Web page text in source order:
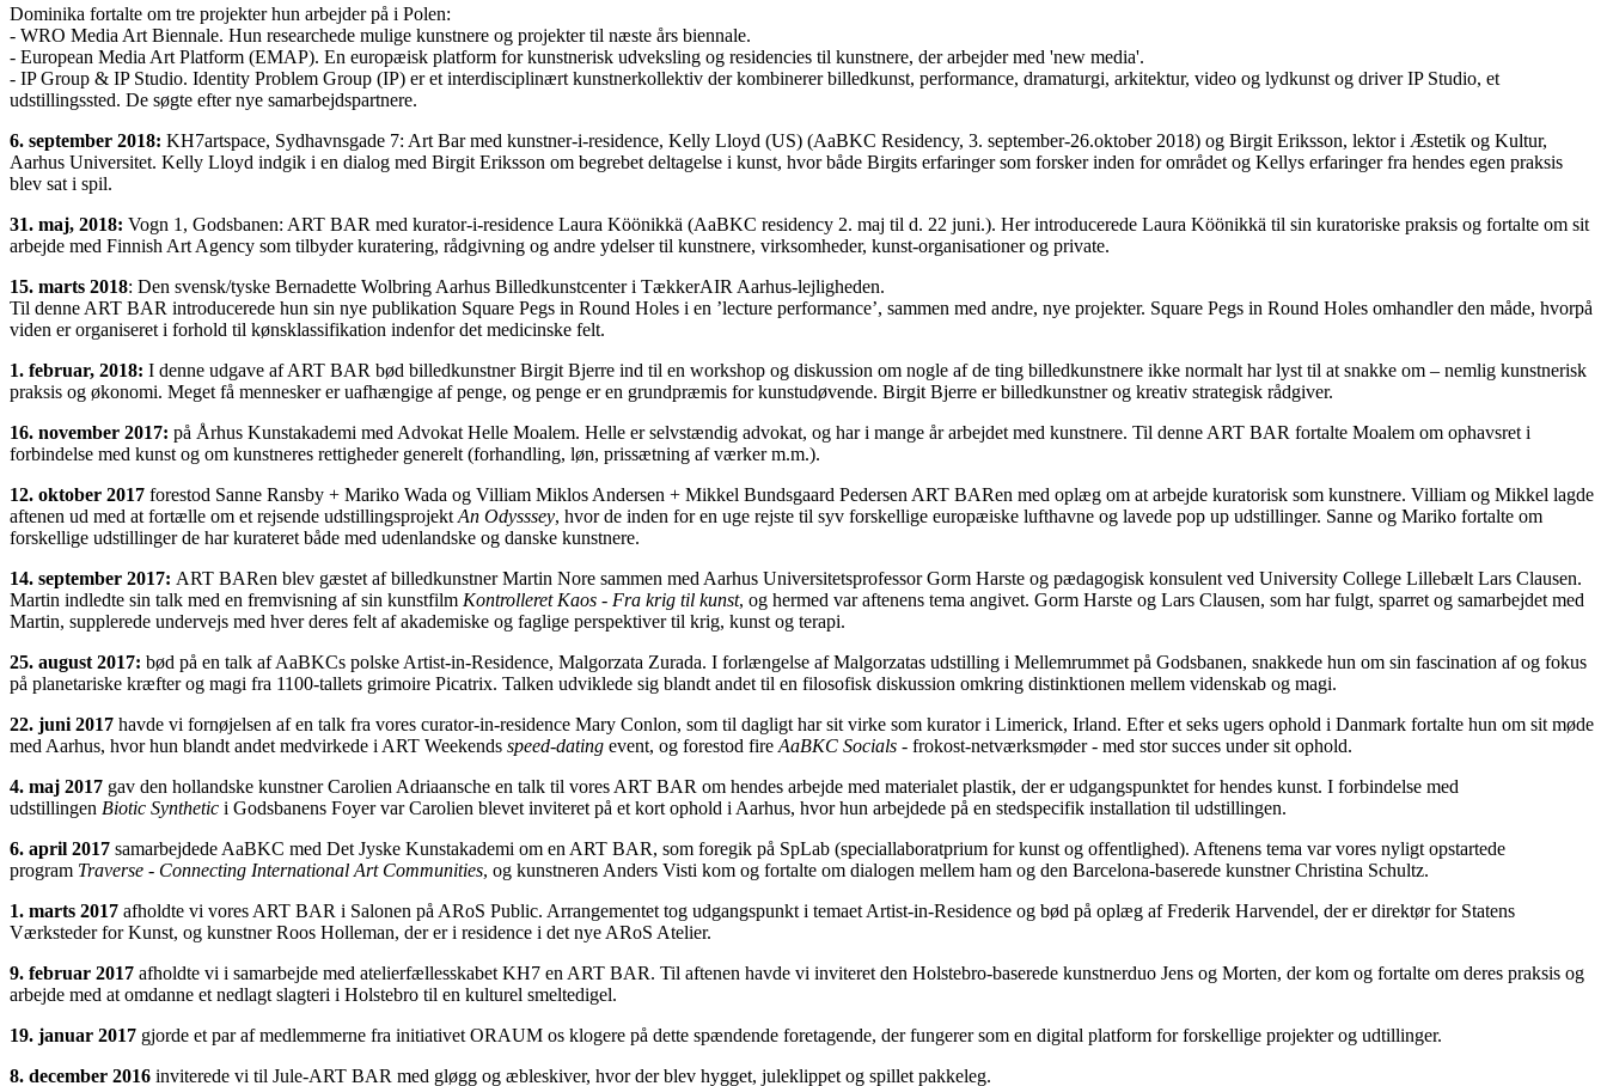
Dominika fortalte om tre projekter hun arbejder på i Polen:
- WRO Media Art Biennale. Hun researchede mulige kunstnere og projekter til næste års biennale.
- European Media Art Platform (EMAP). En europæisk platform for kunstnerisk udveksling og residencies til kunstnere, der arbejder med 'new media'.
- IP Group & IP Studio. Identity Problem Group (IP) er et interdisciplinært kunstnerkollektiv der kombinerer billedkunst, performance, dramaturgi, arkitektur, video og lydkunst og driver IP Studio, et
udstillingssted. De søgte efter nye samarbejdspartnere.
6. september 2018: KH7artspace, Sydhavnsgade 7: Art Bar med kunstner-i-residence, Kelly Lloyd (US) (AaBKC Residency, 3. september-26.oktober 2018) og Birgit Eriksson, lektor i Æstetik og Kultur,
Aarhus Universitet. Kelly Lloyd indgik i en dialog med Birgit Eriksson om begrebet deltagelse i kunst, hvor både Birgits erfaringer som forsker inden for området og Kellys erfaringer fra hendes egen praksis
blev sat i spil.
31. maj, 2018: Vogn 1, Godsbanen: ART BAR med kurator-i-residence Laura Köönikkä (AaBKC residency 2. maj til d. 22 juni.). Her introducerede Laura Köönikkä til sin kuratoriske praksis og fortalte om sit
arbejde med Finnish Art Agency som tilbyder kuratering, rådgivning og andre ydelser til kunstnere, virksomheder, kunst-organisationer og private.
15. marts 2018: Den svensk/tyske Bernadette Wolbring Aarhus Billedkunstcenter i TækkerAIR Aarhus-lejligheden.
Til denne ART BAR introducerede hun sin nye publikation Square Pegs in Round Holes i en ’lecture performance’, sammen med andre, nye projekter. Square Pegs in Round Holes omhandler den måde, hvorpå
viden er organiseret i forhold til kønsklassifikation indenfor det medicinske felt.
1. februar, 2018: I denne udgave af ART BAR bød billedkunstner Birgit Bjerre ind til en workshop og diskussion om nogle af de ting billedkunstnere ikke normalt har lyst til at snakke om – nemlig kunstnerisk
praksis og økonomi. Meget få mennesker er uafhængige af penge, og penge er en grundpræmis for kunstudøvende. Birgit Bjerre er billedkunstner og kreativ strategisk rådgiver.
16. november 2017: på Århus Kunstakademi med Advokat Helle Moalem. Helle er selvstændig advokat, og har i mange år arbejdet med kunstnere. Til denne ART BAR fortalte Moalem om ophavsret i
forbindelse med kunst og om kunstneres rettigheder generelt (forhandling, løn, prissætning af værker m.m.).
12. oktober 2017 forestod Sanne Ransby + Mariko Wada og Villiam Miklos Andersen + Mikkel Bundsgaard Pedersen ART BARen med oplæg om at arbejde kuratorisk som kunstnere. Villiam og Mikkel lagde
aftenen ud med at fortælle om et rejsende udstillingsprojekt An Odysssey, hvor de inden for en uge rejste til syv forskellige europæiske lufthavne og lavede pop up udstillinger. Sanne og Mariko fortalte om
forskellige udstillinger de har kurateret både med udenlandske og danske kunstnere.
14. september 2017: ART BARen blev gæstet af billedkunstner Martin Nore sammen med Aarhus Universitetsprofessor Gorm Harste og pædagogisk konsulent ved University College Lillebælt Lars Clausen.
Martin indledte sin talk med en fremvisning af sin kunstfilm Kontrolleret Kaos - Fra krig til kunst, og hermed var aftenens tema angivet. Gorm Harste og Lars Clausen, som har fulgt, sparret og samarbejdet med
Martin, supplerede undervejs med hver deres felt af akademiske og faglige perspektiver til krig, kunst og terapi.
25. august 2017: bød på en talk af AaBKCs polske Artist-in-Residence, Malgorzata Zurada. I forlængelse af Malgorzatas udstilling i Mellemrummet på Godsbanen, snakkede hun om sin fascination af og fokus
på planetariske kræfter og magi fra 1100-tallets grimoire Picatrix. Talken udviklede sig blandt andet til en filosofisk diskussion omkring distinktionen mellem videnskab og magi.
22. juni 2017 havde vi fornøjelsen af en talk fra vores curator-in-residence Mary Conlon, som til dagligt har sit virke som kurator i Limerick, Irland. Efter et seks ugers ophold i Danmark fortalte hun om sit møde
med Aarhus, hvor hun blandt andet medvirkede i ART Weekends speed-dating event, og forestod fire AaBKC Socials - frokost-netværksmøder - med stor succes under sit ophold.
4. maj 2017 gav den hollandske kunstner Carolien Adriaansche en talk til vores ART BAR om hendes arbejde med materialet plastik, der er udgangspunktet for hendes kunst. I forbindelse med
udstillingen Biotic Synthetic i Godsbanens Foyer var Carolien blevet inviteret på et kort ophold i Aarhus, hvor hun arbejdede på en stedspecifik installation til udstillingen.
6. april 2017 samarbejdede AaBKC med Det Jyske Kunstakademi om en ART BAR, som foregik på SpLab (speciallaboratprium for kunst og offentlighed). Aftenens tema var vores nyligt opstartede
program Traverse - Connecting International Art Communities, og kunstneren Anders Visti kom og fortalte om dialogen mellem ham og den Barcelona-baserede kunstner Christina Schultz.
1. marts 2017 afholdte vi vores ART BAR i Salonen på ARoS Public. Arrangementet tog udgangspunkt i temaet Artist-in-Residence og bød på oplæg af Frederik Harvendel, der er direktør for Statens
Værksteder for Kunst, og kunstner Roos Holleman, der er i residence i det nye ARoS Atelier.
9. februar 2017 afholdte vi i samarbejde med atelierfællesskabet KH7 en ART BAR. Til aftenen havde vi inviteret den Holstebro-baserede kunstnerduo Jens og Morten, der kom og fortalte om deres praksis og
arbejde med at omdanne et nedlagt slagteri i Holstebro til en kulturel smeltedigel.
19. januar 2017 gjorde et par af medlemmerne fra initiativet ORAUM os klogere på dette spændende foretagende, der fungerer som en digital platform for forskellige projekter og udtillinger.
8. december 2016 inviterede vi til Jule-ART BAR med gløgg og æbleskiver, hvor der blev hygget, juleklippet og spillet pakkeleg.